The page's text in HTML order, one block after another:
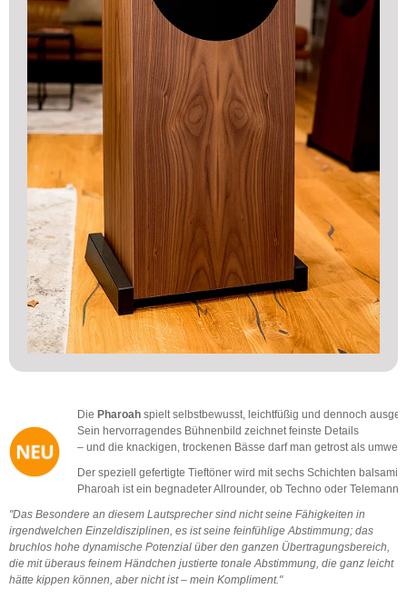
Die Pharoah spielt selbstbewusst, leichtfüßig und dennoch
Sein hervorragendes Bühnenbild zeichnet feinste Details
– und die knackigen, trockenen Bässe darf man getrost als
Der speziell gefertigte Tieftöner wird mit sechs Schichten
Pharoah ist ein begnadeter Allrounder, ob Techno oder
"Das Besondere an diesem Lautsprecher sind nicht seine Fähigkeiten in
irgendwelchen Einzeldisziplinen, es ist seine feinfühlige Abstimmung; das
bruchlos hohe dynamische Potenzial über den ganzen Übertragungsbereich,
die mit überaus feinem Händchen justierte tonale Abstimmung, die ganz leicht
hätte kippen können, aber nicht ist – mein Kompliment."